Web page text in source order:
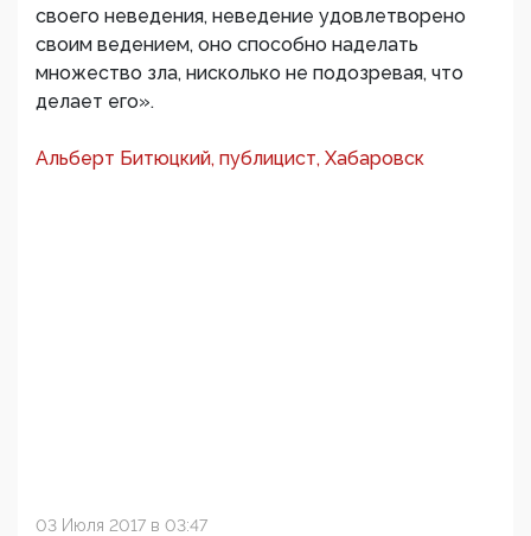
своего неведения, неведение удовлетворено
своим ведением, оно способно наделать
множество зла, нисколько не подозревая, что
делает его».
Альберт Битюцкий, публицист, Хабаровск
03 Июля 2017 в 03:47